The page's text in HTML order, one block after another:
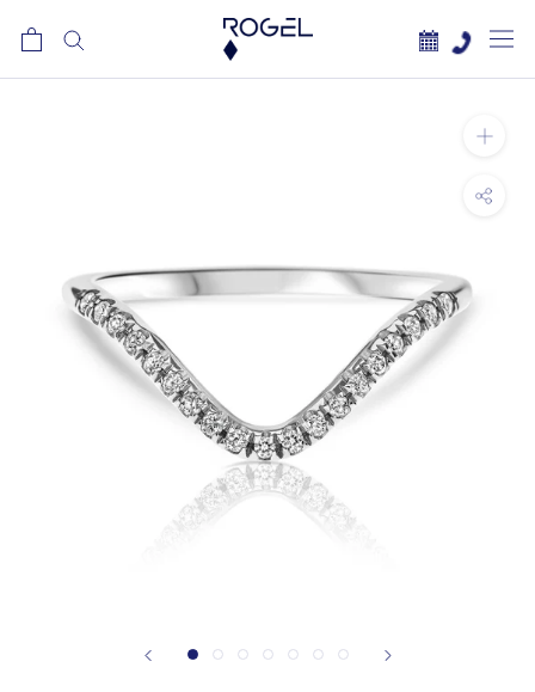
לתוכן